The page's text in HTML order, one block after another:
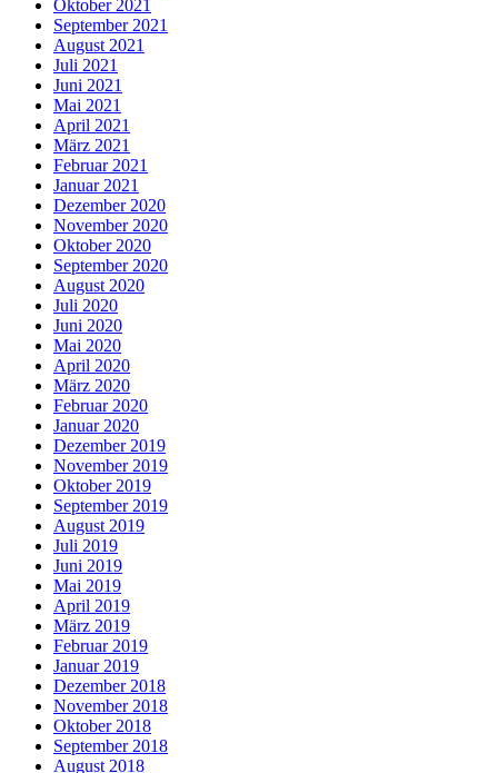
Oktober 2021
September 2021
August 2021
Juli 2021
Juni 2021
Mai 2021
April 2021
März 2021
Februar 2021
Januar 2021
Dezember 2020
November 2020
Oktober 2020
September 2020
August 2020
Juli 2020
Juni 2020
Mai 2020
April 2020
März 2020
Februar 2020
Januar 2020
Dezember 2019
November 2019
Oktober 2019
September 2019
August 2019
Juli 2019
Juni 2019
Mai 2019
April 2019
März 2019
Februar 2019
Januar 2019
Dezember 2018
November 2018
Oktober 2018
September 2018
August 2018